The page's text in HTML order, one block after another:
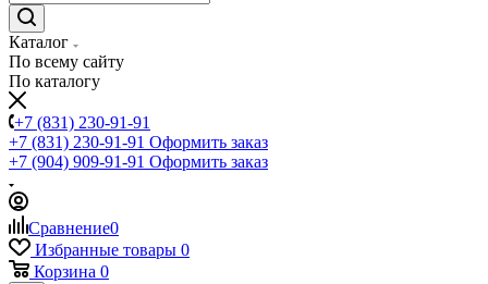
Каталог
По всему сайту
По каталогу
+7 (831) 230-91-91
+7 (831) 230-91-91 Оформить заказ
+7 (904) 909-91-91 Оформить заказ
Сравнение0
Избранные товары 0
Корзина 0